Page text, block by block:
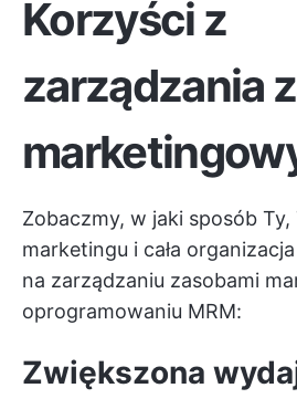
Korzyści z
zarządzania
Zobaczmy, w jaki sposób Ty,
marketingu i cała
na zarządzaniu zasobami
oprogramowaniu MRM:
Zwiększona